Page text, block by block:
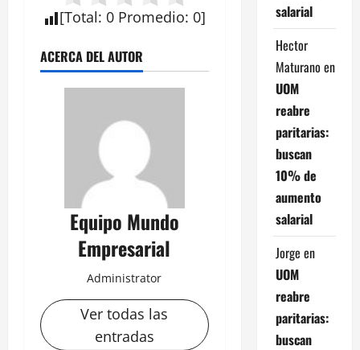
[Total: 0 Promedio: 0]
ACERCA DEL AUTOR
Equipo Mundo
Empresarial
Administrator
Ver todas las
entradas
salarial
Hector
Maturano en
UOM
reabre
paritarias:
buscan
10% de
aumento
salarial
Jorge en
UOM
reabre
paritarias:
buscan